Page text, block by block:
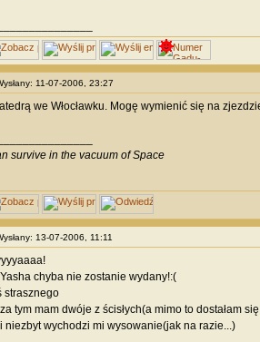
11-07-2006, 23:27
we Włocławku. Mogę wymienić się na
survive in the vacuum of Space
13-07-2006, 11:11
chyba nie zostanie wydany!:(
strasznego
tym mam dwóje z ścisłych(a mimo to dostałam
niezbyt wychodzi mi wysowanie(jak na razie...)